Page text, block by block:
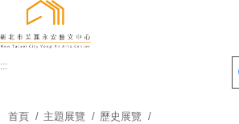
主
要
:::
首頁 主題展覽 歷史展覽